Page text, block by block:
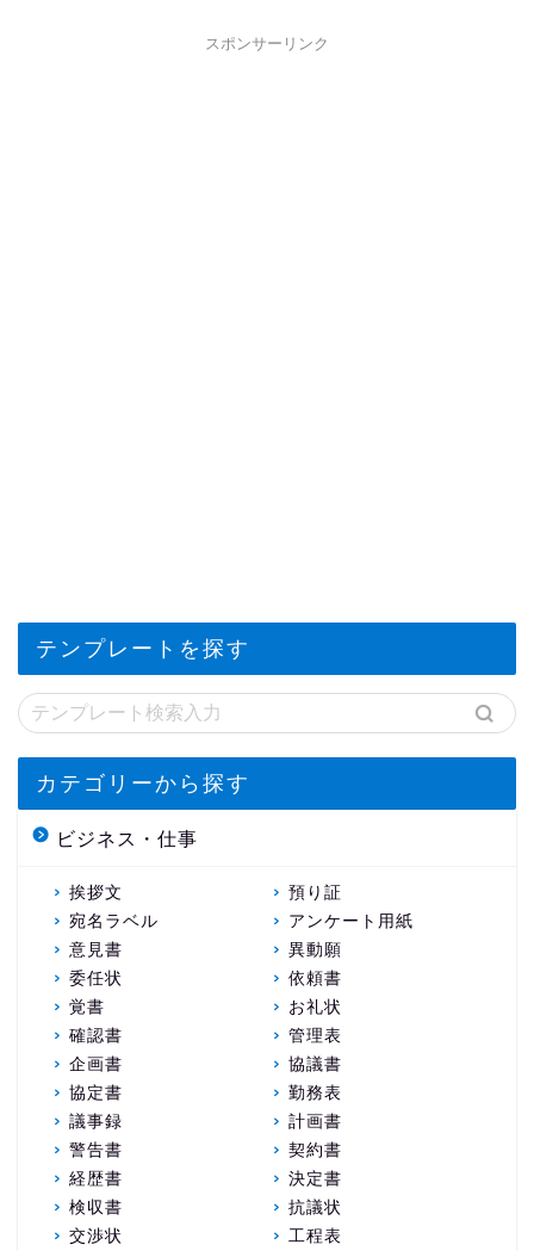
スポンサーリンク
テンプレートを探す
カテゴリーから探す
ビジネス・仕事
挨拶文
預り証
宛名ラベル
アンケート用紙
意見書
異動願
委任状
依頼書
覚書
お礼状
確認書
管理表
企画書
協議書
協定書
勤務表
議事録
計画書
警告書
契約書
経歴書
決定書
検収書
抗議状
交渉状
工程表